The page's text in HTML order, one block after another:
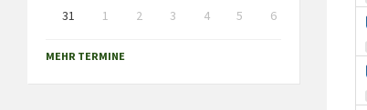
31
1 2 3 4 5
6
to
calendar
MEHR TERMINE